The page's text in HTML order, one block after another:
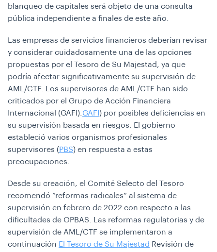
blanqueo de capitales será objeto de una consulta
pública independiente a finales de este año.
Las empresas de servicios financieros deberían revisar
y considerar cuidadosamente una de las opciones
propuestas por el Tesoro de Su Majestad, ya que
podría afectar significativamente su supervisión de
AML/CTF. Los supervisores de AML/CTF han sido
criticados por el Grupo de Acción Financiera
Internacional (GAFI). GAFI ) por posibles deficiencias en
su supervisión basada en riesgos. El gobierno
estableció varios organismos profesionales
supervisores (PBS) en respuesta a estas
preocupaciones.
Desde su creación, el Comité Selecto del Tesoro
recomendó “reformas radicales” al sistema de
supervisión en febrero de 2022 con respecto a las
dificultades de OPBAS. Las reformas regulatorias y de
supervisión de AML/CTF se implementaron a
continuación El Tesoro de Su Majestad Revisión de